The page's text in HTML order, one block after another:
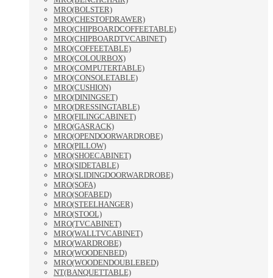
MRO(BOLSTER)
MRO(CHESTOFDRAWER)
MRO(CHIPBOARDCOFFEETABLE)
MRO(CHIPBOARDTVCABINET)
MRO(COFFEETABLE)
MRO(COLOURBOX)
MRO(COMPUTERTABLE)
MRO(CONSOLETABLE)
MRO(CUSHION)
MRO(DININGSET)
MRO(DRESSINGTABLE)
MRO(FILINGCABINET)
MRO(GASRACK)
MRO(OPENDOORWARDROBE)
MRO(PILLOW)
MRO(SHOECABINET)
MRO(SIDETABLE)
MRO(SLIDINGDOORWARDROBE)
MRO(SOFA)
MRO(SOFABED)
MRO(STEELHANGER)
MRO(STOOL)
MRO(TVCABINET)
MRO(WALLTVCABINET)
MRO(WARDROBE)
MRO(WOODENBED)
MRO(WOODENDOUBLEBED)
NT(BANQUETTABLE)